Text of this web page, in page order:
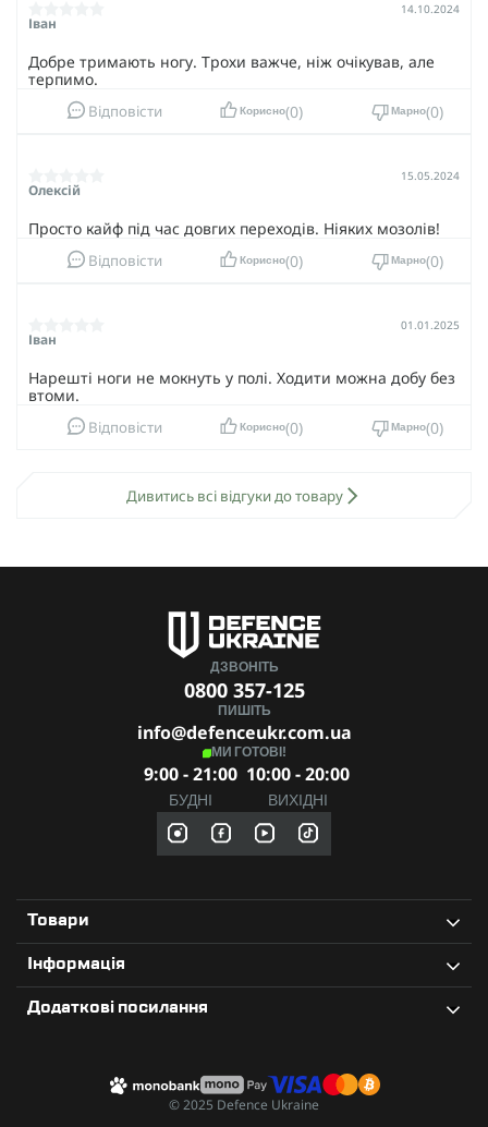
Іван
14.10.2024
Добре тримають ногу. Трохи важче, ніж очікував, але
терпимо.
Відповісти Корисно 0 Марно 0
Олексій
15.05.2024
Просто кайф під час довгих переходів. Ніяких мозолів!
Відповісти Корисно 0 Марно 0
Іван
01.01.2025
Нарешті ноги не мокнуть у полі. Ходити можна добу без
втоми.
Відповісти Корисно 0 Марно 0
Дивитись всі відгуки до товару
ДЗВОНІТЬ
0800 357-125
ПИШІТЬ
info@defenceukr.com.ua
МИ ГОТОВІ!
9:00 - 21:00
БУДНІ
10:00 - 20:00
ВИХІДНІ
Товари
Інформація
Додаткові посилання
© 2025 Defence Ukraine